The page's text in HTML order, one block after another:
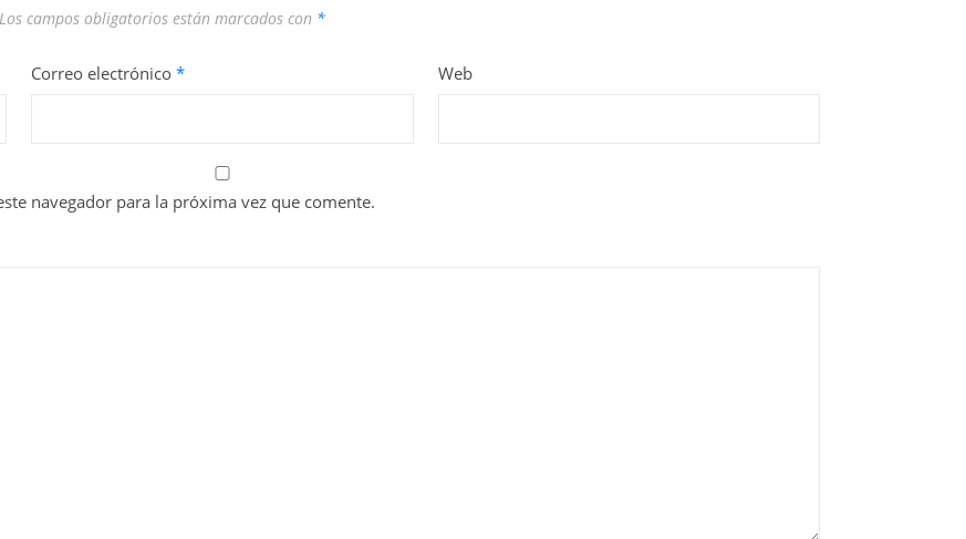
Los campos obligatorios están marcados con *
Correo electrónico* Web
navegador para la próxima vez que comente.